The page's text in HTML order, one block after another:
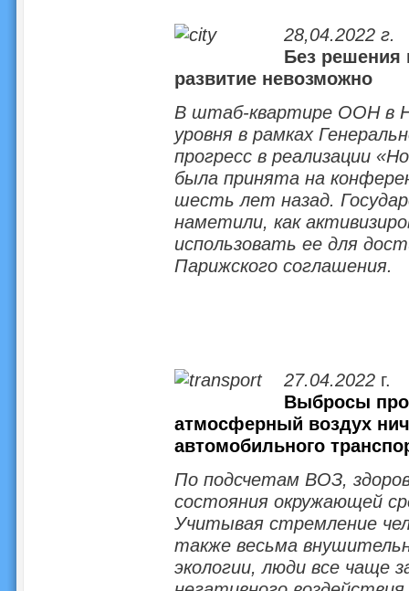
28,04.2022 г.
Без решения
развитие невозможно
В штаб-квартире ООН в
уровня в рамках
прогресс в реализации
была принята на
шесть лет назад.
наметили, как
использовать ее для
Парижского соглашения.
27.04.2022г.
Выбросы
атмосферный воздух
автомобильного
По подсчетам ВОЗ,
состояния окружающей
Учитывая стремление
также весьма
экологии, люди все чаще